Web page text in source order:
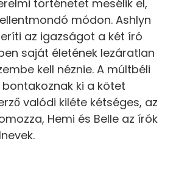
történetet mesélik el,
módon. Ashlyn
az igazságot a két író
saját életének lezáratlan
kell néznie. A múltbéli
ki a kötet
valódi kiléte kétséges, az
Hemi és Belle az írók